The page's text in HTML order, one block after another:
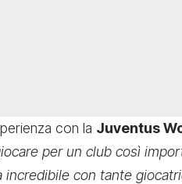
con la Juventus
per un club così
incredibile con tante